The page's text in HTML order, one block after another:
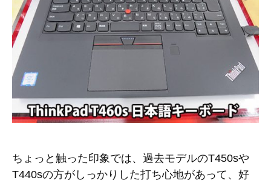
ちょっと触った印象では、過去モデルのT450sや
T440sの方がしっかりした打ち心地があって、好